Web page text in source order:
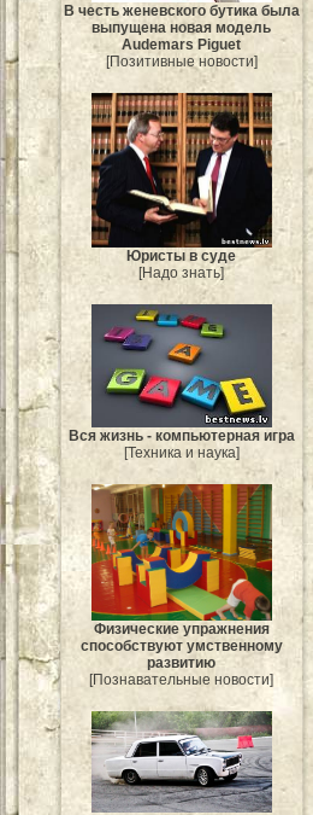
В честь женевского бутика была
выпущена новая модель
Audemars Piguet
[Позитивные новости]
Юристы в суде
[Надо знать]
Вся жизнь - компьютерная игра
[Техника и наука]
Физические упражнения
способствуют умственному
развитию
[Познавательные новости]